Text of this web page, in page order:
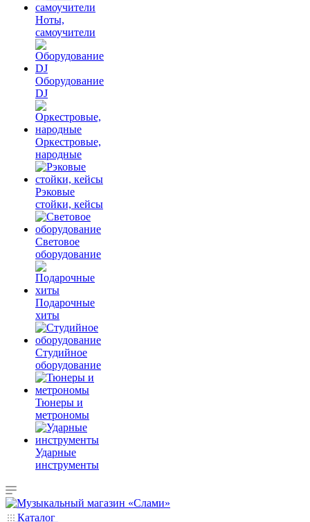
Ноты,
самоучители
Оборудование
DJ
Оркестровые,
народные
Рэковые
стойки, кейсы
Световое
оборудование
Подарочные
хиты
Студийное
оборудование
Тюнеры и
метрономы
Ударные
инструменты
Каталог